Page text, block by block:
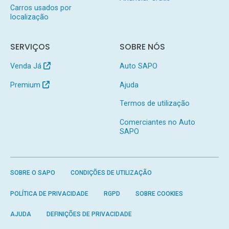
Carros usados por
localização
SERVIÇOS
Venda Já
Premium
SOBRE NÓS
Auto SAPO
Ajuda
Termos de utilização
Comerciantes no Auto
SAPO
SOBRE O SAPO CONDIÇÕES DE UTILIZAÇÃO
POLÍTICA DE PRIVACIDADE RGPD SOBRE COOKIES
AJUDA DEFINIÇÕES DE PRIVACIDADE